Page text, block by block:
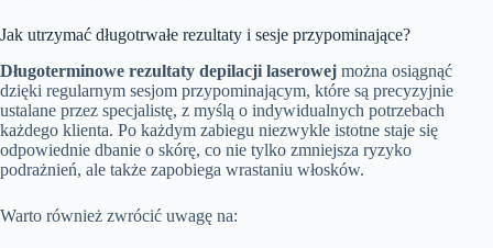
Jak utrzymać długotrwałe rezultaty i sesje przypominające?
Długoterminowe rezultaty depilacji laserowej można osiągnąć
dzięki regularnym sesjom przypominającym, które są precyzyjnie
ustalane przez specjalistę, z myślą o indywidualnych potrzebach
każdego klienta. Po każdym zabiegu niezwykle istotne staje się
odpowiednie dbanie o skórę, co nie tylko zmniejsza ryzyko
podrażnień, ale także zapobiega wrastaniu włosków.
Warto również zwrócić uwagę na: